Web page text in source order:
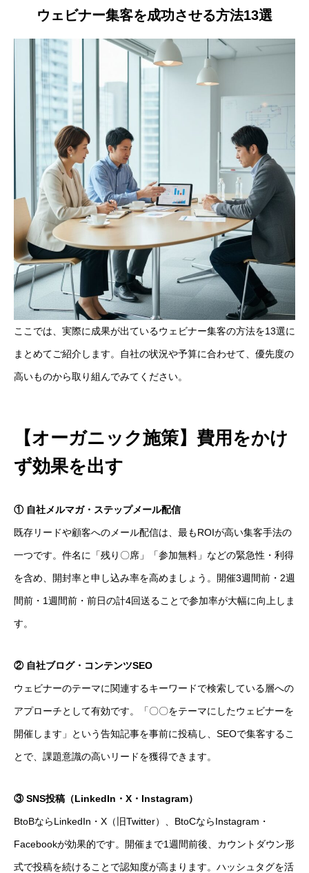
ウェビナー集客を成功させる方法13選
ここでは、実際に成果が出ているウェビナー集客の方法を13選に
まとめてご紹介します。自社の状況や予算に合わせて、優先度の
高いものから取り組んでみてください。
【オーガニック施策】費用をかけ
ず効果を出す
① 自社メルマガ・ステップメール配信
既存リードや顧客へのメール配信は、最もROIが高い集客手法の
一つです。件名に「残り〇席」「参加無料」などの緊急性・利得
を含め、開封率と申し込み率を高めましょう。開催3週間前・2週
間前・1週間前・前日の計4回送ることで参加率が大幅に向上しま
す。
② 自社ブログ・コンテンツSEO
ウェビナーのテーマに関連するキーワードで検索している層への
アプローチとして有効です。「〇〇をテーマにしたウェビナーを
開催します」という告知記事を事前に投稿し、SEOで集客するこ
とで、課題意識の高いリードを獲得できます。
③ SNS投稿（LinkedIn・X・Instagram）
BtoBならLinkedIn・X（旧Twitter）、BtoCならInstagram・
Facebookが効果的です。開催まで1週間前後、カウントダウン形
式で投稿を続けることで認知度が高まります。ハッシュタグを活